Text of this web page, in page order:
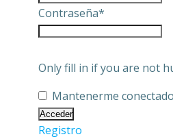
Contraseña*
Only fill in if you are not
Mantenerme conectado
Registro